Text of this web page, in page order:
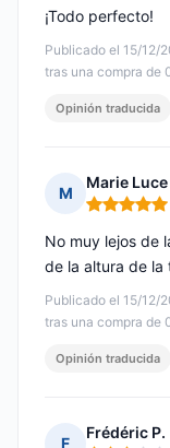
Publicado el 15/12/
tras una compra de
¡Todo perfecto!
Opinión traducida
M
Marie Luce
Nota: 5 de 5
Publicado el 15/12/
tras una compra de
No muy lejos de
de la altura de la
Opinión traducida
F
Frédéric P.